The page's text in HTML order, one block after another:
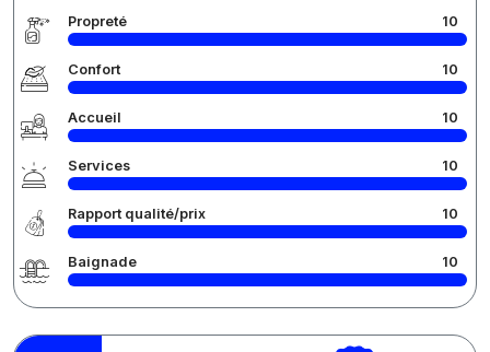
Propreté 10
Confort 10
Accueil 10
Services 10
Rapport qualité/prix 10
Baignade 10